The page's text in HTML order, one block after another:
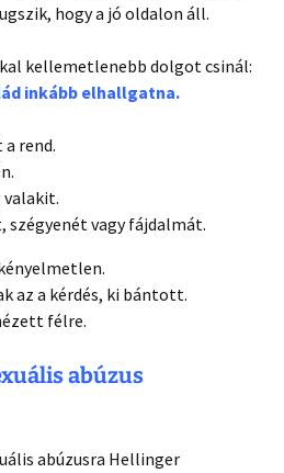
hogy a jó oldalon áll.
kellemetlenebb dolgot csinál:
inkább elhallgatna.
rend.
valakit.
szégyenét vagy fájdalmát.
az a kérdés, ki bántott.
félre.
abúzus
abúzusra Hellinger